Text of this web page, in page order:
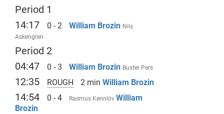
Period 1
14:17
0 - 2 William Brozin Nils
Askengren
Period 2
04:47
0 - 3 William Brozin Buster Pers
12:35 ROUGH 2 min William Brozin
14:54 0 - 4 Rasmus Kennlöv William
Brozin